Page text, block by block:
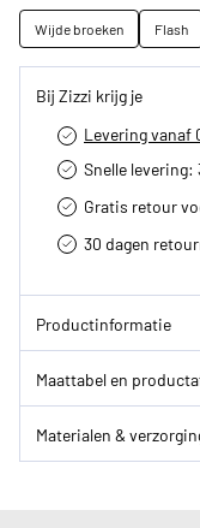
Wijde broeken Flash
Bij Zizzi krijg je
Levering vanaf
Snelle levering:
Gratis retour
30 dagen
Productinformatie
Maattabel en
Materialen &